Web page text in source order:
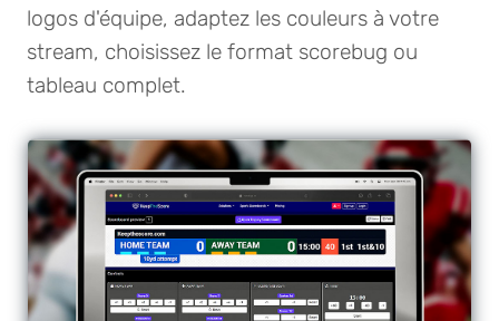
logos d'équipe, adaptez les couleurs à votre
stream, choisissez le format scorebug ou
tableau complet.